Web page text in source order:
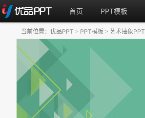
首页 PPT模板
当前位置： 优品PPT > PPT模板 > 艺术抽象PPT